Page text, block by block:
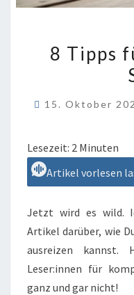
8 Tipps
15. Oktober
Lesezeit: 2 Minuten
Artikel vorlesen
Jetzt wird es wild.
Artikel darüber, wie
ausreizen
Leser:innen für
ganz und gar nicht!